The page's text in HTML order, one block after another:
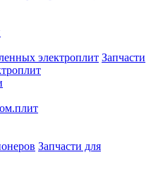
Запчасти
Запчасти для